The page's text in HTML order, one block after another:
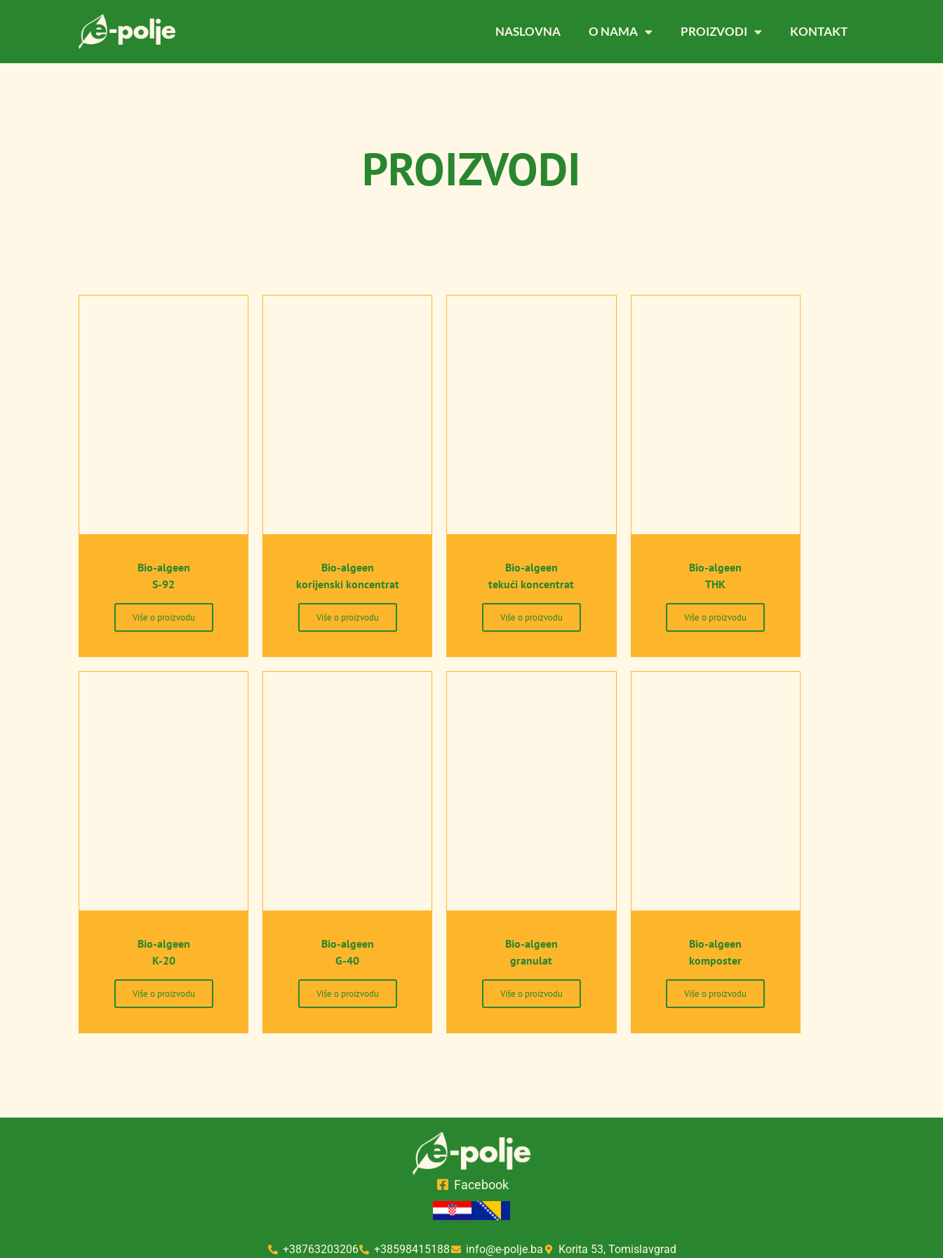
NASLOVNA O NAMA PROIZVODI KONTAKT
PROIZVODI
Bio-algeen
S-92
Više o proizvodu
Bio-algeen
korijenski koncentrat
Više o proizvodu
Bio-algeen
tekući koncentrat
Više o proizvodu
Bio-algeen
THK
Više o proizvodu
Bio-algeen
K-20
Više o proizvodu
Bio-algeen
G-40
Više o proizvodu
Bio-algeen
granulat
Više o proizvodu
Bio-algeen
komposter
Više o proizvodu
Facebook
+38763203206 +38598415188 info@e-polje.ba Korita 53, Tomislavgrad